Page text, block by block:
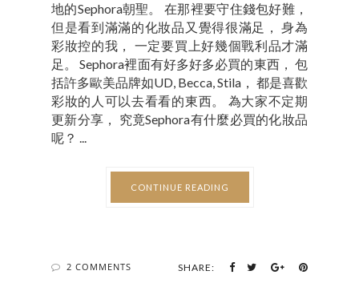
地的Sephora朝聖。 在那裡要守住錢包好難，
但是看到滿滿的化妝品又覺得很滿足， 身為
彩妝控的我， 一定要買上好幾個戰利品才滿
足。 Sephora裡面有好多好多必買的東西， 包
括許多歐美品牌如UD, Becca, Stila， 都是喜歡
彩妝的人可以去看看的東西。 為大家不定期
更新分享， 究竟Sephora有什麼必買的化妝品
呢？ ...
CONTINUE READING
2 COMMENTS SHARE: